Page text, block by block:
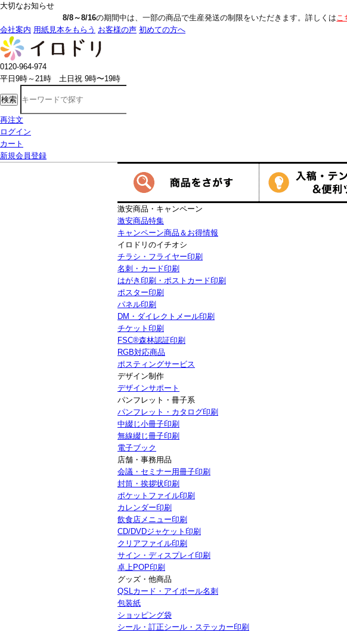
大切なお知らせ
の期間中は、一部の商品で生産発送の制限をいただきます。詳しくはこちら をご覧くだ
会社案内 用紙見本をもらう お客様の声 初めての方へ
0120-964-974
平日9時～21時 土日祝 9時〜19時
検索
再注文
ログイン
カート
新規会員登録
激安商品・キャンペーン
激安商品特集
キャンペーン商品＆お得情報
イロドリのイチオシ
チラシ・フライヤー印刷
名刺・カード印刷
はがき印刷・ポストカード印刷
ポスター印刷
パネル印刷
DM・ダイレクトメール印刷
チケット印刷
FSC®森林認証印刷
RGB対応商品
ポスティングサービス
デザイン制作
デザインサポート
パンフレット・冊子系
パンフレット・カタログ印刷
中綴じ小冊子印刷
無線綴じ冊子印刷
電子ブック
店舗・事務用品
会議・セミナー用冊子印刷
封筒・挨拶状印刷
ポケットファイル印刷
カレンダー印刷
飲食店メニュー印刷
CD/DVDジャケット印刷
クリアファイル印刷
サイン・ディスプレイ印刷
卓上POP印刷
グッズ・他商品
QSLカード・アイボール名刺
包装紙
ショッピング袋
シール・訂正シール・ステッカー印刷